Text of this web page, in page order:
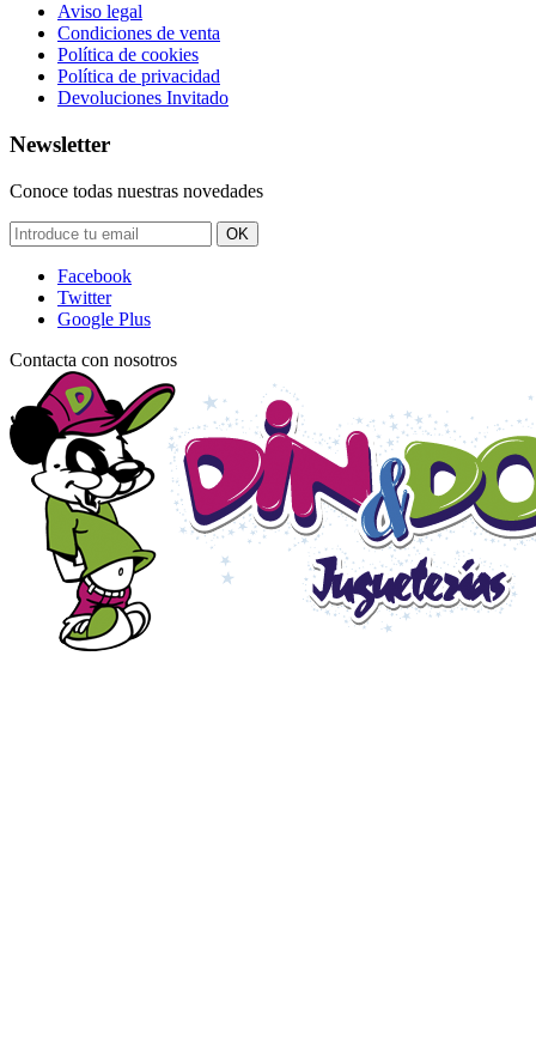
Aviso legal
Condiciones de venta
Política de cookies
Política de privacidad
Devoluciones Invitado
Newsletter
Conoce todas nuestras novedades
OK
Facebook
Twitter
Google Plus
Contacta con nosotros